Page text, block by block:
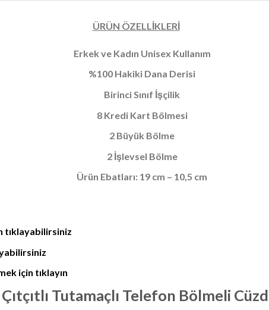
ÜRÜN ÖZELLİKLERİ
Erkek ve Kadın Unisex Kullanım
%100 Hakiki Dana Derisi
Birinci Sınıf İşçilik
8 Kredi Kart Bölmesi
2 Büyük Bölme
2 İşlevsel Bölme
Ürün Ebatları: 19 cm – 10,5 cm
tıklayabilirsiniz
için tıklayın
Çıtçıtlı Tutamaçlı Telefon Bölmeli